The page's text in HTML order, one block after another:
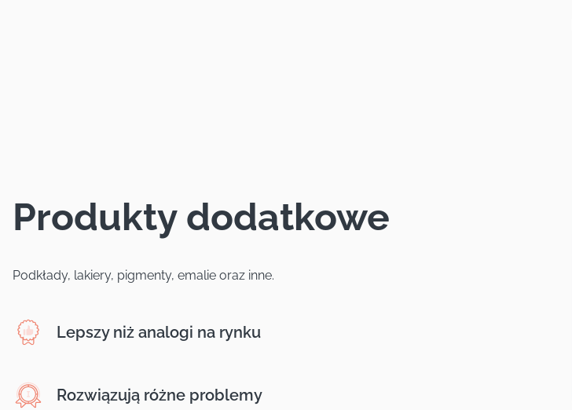
Produkty dodatkowe
Podkłady, lakiery, pigmenty, emalie oraz inne.
Lepszy niż analogi na rynku
Rozwiązują różne problemy